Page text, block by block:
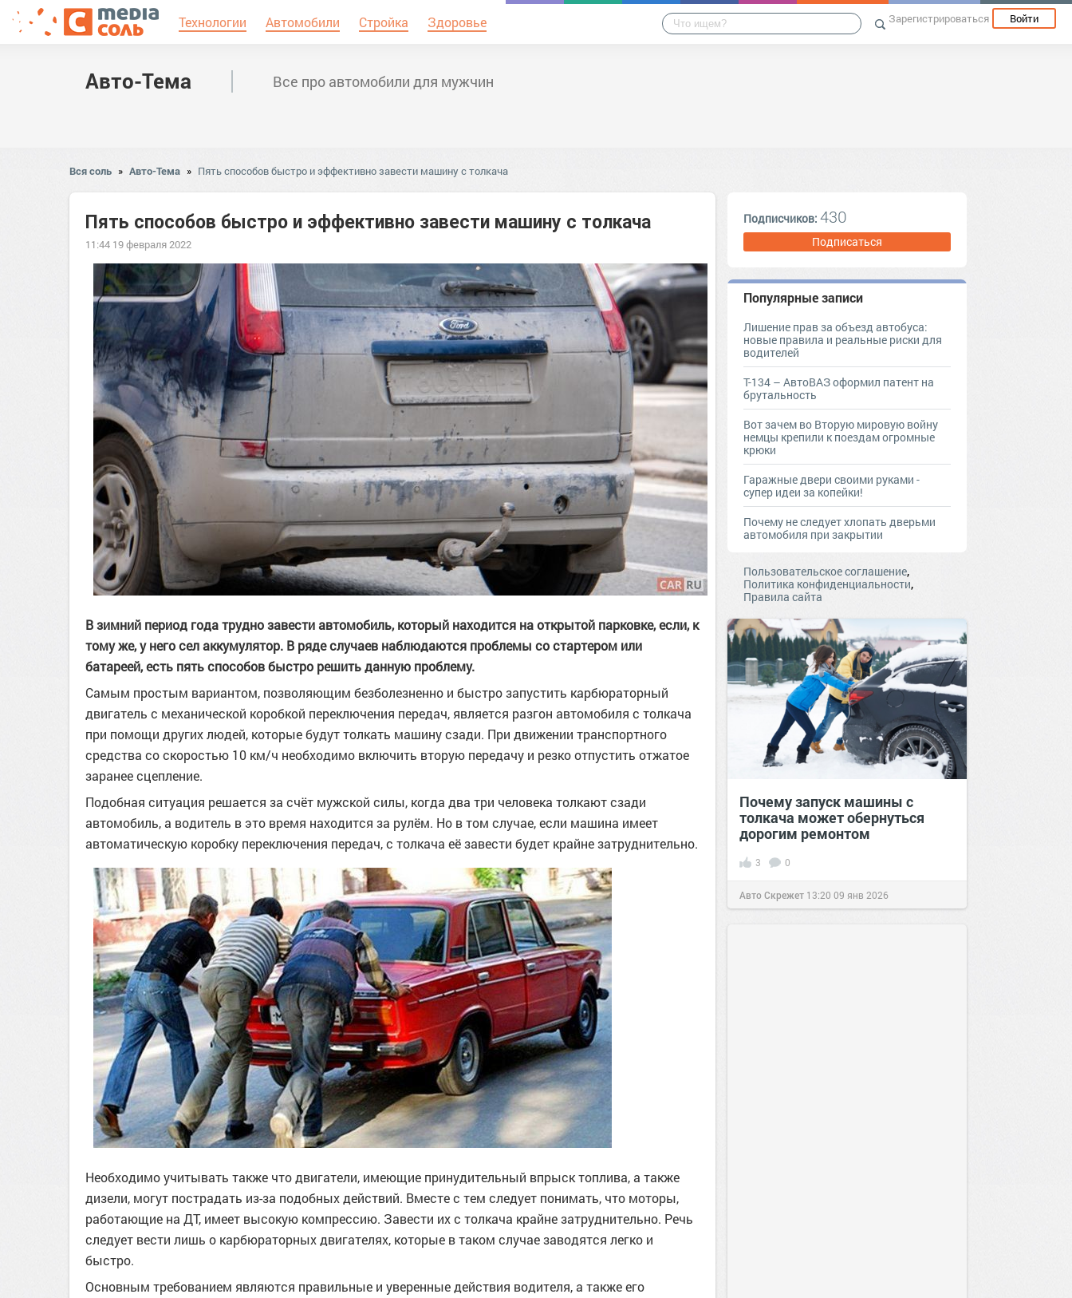
Технологии Автомобили Стройка Здоровье Зарегистрироваться Войти
Авто-Тема Все про автомобили для мужчин
Вся соль » Авто-Тема » Пять способов быстро и эффективно завести машину с толкача
Пять способов быстро и эффективно завести машину с толкача
11:44 19 февраля 2022
В зимний период года трудно завести автомобиль, который находится на открытой парковке, если, к
тому же, у него сел аккумулятор. В ряде случаев наблюдаются проблемы со стартером или
батареей, есть пять способов быстро решить данную проблему.
Самым простым вариантом, позволяющим безболезненно и быстро запустить карбюраторный
двигатель с механической коробкой переключения передач, является разгон автомобиля с толкача
при помощи других людей, которые будут толкать машину сзади. При движении транспортного
средства со скоростью 10 км/ч необходимо включить вторую передачу и резко отпустить отжатое
заранее сцепление.
Подобная ситуация решается за счёт мужской силы, когда два три человека толкают сзади
автомобиль, а водитель в это время находится за рулём. Но в том случае, если машина имеет
автоматическую коробку переключения передач, с толкача её завести будет крайне затруднительно.
Необходимо учитывать также что двигатели, имеющие принудительный впрыск топлива, а также
дизели, могут пострадать из-за подобных действий. Вместе с тем следует понимать, что моторы,
работающие на ДТ, имеет высокую компрессию. Завести их с толкача крайне затруднительно. Речь
следует вести лишь о карбюраторных двигателях, которые в таком случае заводятся легко и
быстро.
Основным требованием являются правильные и уверенные действия водителя, а также его
Подписчиков: 430
Подписаться
Популярные записи
Лишение прав за объезд автобуса:
новые правила и реальные риски для
водителей
Т-134 – АвтоВАЗ оформил патент на
брутальность
Вот зачем во Вторую мировую войну
немцы крепили к поездам огромные
крюки
Гаражные двери своими руками -
супер идеи за копейки!
Почему не следует хлопать дверьми
автомобиля при закрытии
Пользовательское соглашение,
Политика конфиденциальности,
Правила сайта
Почему запуск машины с
толкача может обернуться
дорогим ремонтом
3 0
Авто Скрежет 13:20 09 янв 2026